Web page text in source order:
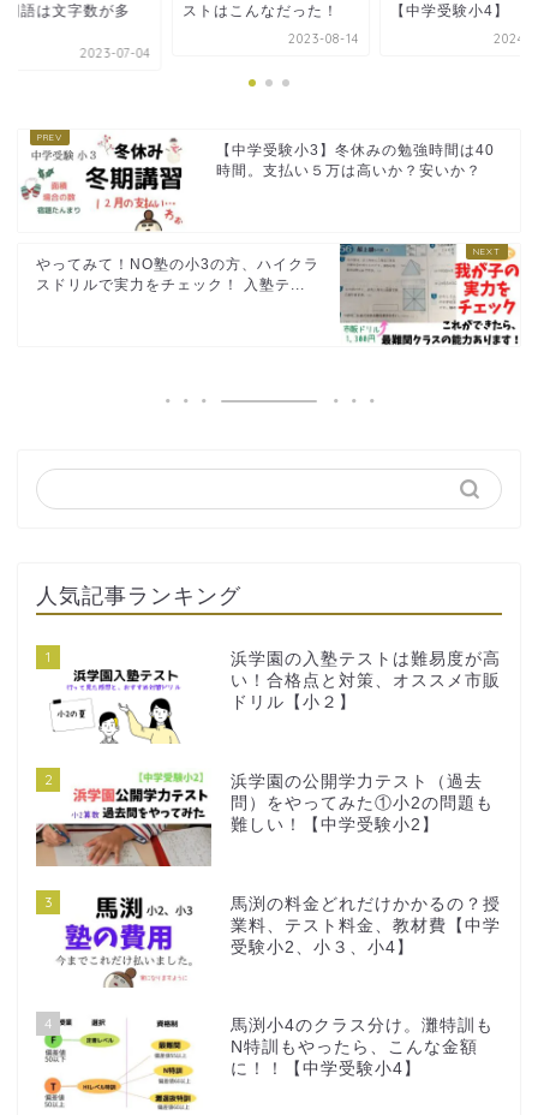
語は文字数が多
2023-07-04
ストはこんなだった！
2023-08-14
【中学受験小4】
2024-
【中学受験小3】冬休みの勉強時間は40
時間。支払い５万は高いか？安いか？
やってみて！NO塾の小3の方、ハイクラ
スドリルで実力をチェック！ 入塾テ...
人気記事ランキング
1
浜学園の入塾テストは難易度が高
い！合格点と対策、オススメ市販
ドリル【小２】
2
浜学園の公開学力テスト（過去
問）をやってみた①小2の問題も
難しい！【中学受験小2】
3
馬渕の料金どれだけかかるの？授
業料、テスト料金、教材費【中学
受験小2、小３、小4】
4
馬渕小4のクラス分け。灘特訓も
N特訓もやったら、こんな金額
に！！【中学受験小4】